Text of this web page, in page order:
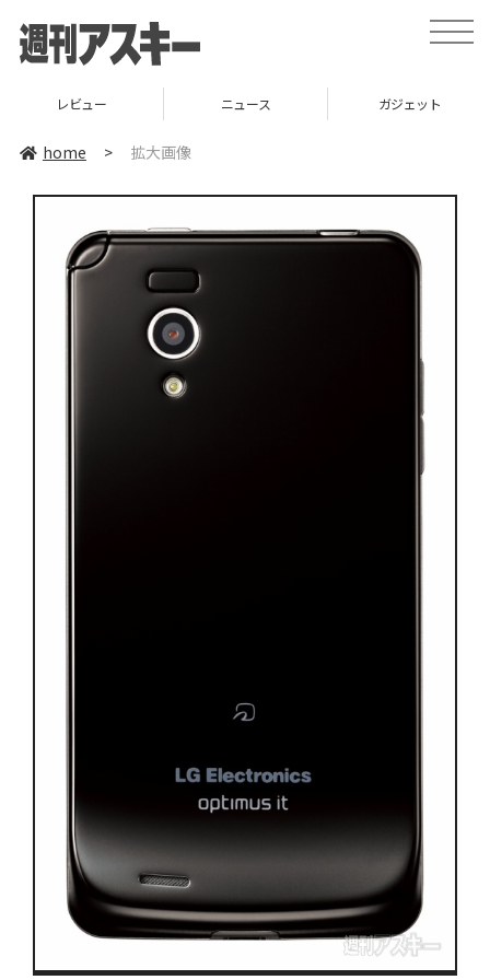
toggle
レビュー ニュース ガジェット
home > 拡大画像